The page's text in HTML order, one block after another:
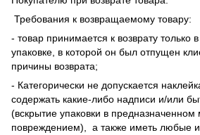
Требования к возвращаемому товару:
- товар принимается к возврату только
упаковке, в которой он был отпущен
причины возврата;
- Категорически не допускается
содержать какие-либо надписи и/или
(вскрытие упаковки в предназначенном
повреждением), а также иметь любые